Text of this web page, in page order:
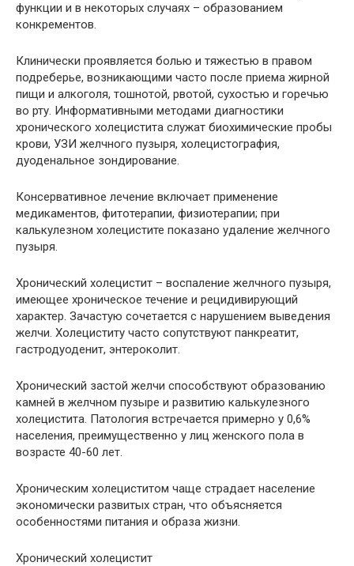
функции и в некоторых случаях – образованием
конкрементов.
Клинически проявляется болью и тяжестью в правом
подреберье, возникающими часто после приема жирной
пищи и алкоголя, тошнотой, рвотой, сухостью и горечью
во рту. Информативными методами диагностики
хронического холецистита служат биохимические пробы
крови, УЗИ желчного пузыря, холецистография,
дуоденальное зондирование.
Консервативное лечение включает применение
медикаментов, фитотерапии, физиотерапии; при
калькулезном холецистите показано удаление желчного
пузыря.
Хронический холецистит – воспаление желчного пузыря,
имеющее хроническое течение и рецидивирующий
характер. Зачастую сочетается с нарушением выведения
желчи. Холециститу часто сопутствуют панкреатит,
гастродуоденит, энтероколит.
Хронический застой желчи способствуют образованию
камней в желчном пузыре и развитию калькулезного
холецистита. Патология встречается примерно у 0,6%
населения, преимущественно у лиц женского пола в
возрасте 40-60 лет.
Хроническим холециститом чаще страдает население
экономически развитых стран, что объясняется
особенностями питания и образа жизни.
Хронический холецистит